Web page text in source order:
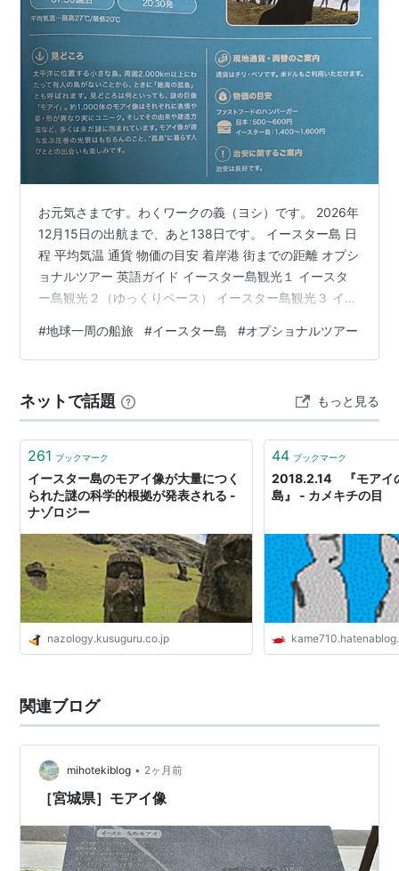
チリ領となっているが、チリ本土から3,700km離れた、
南太平洋の絶海の孤島。火山島であり、3つの死火山を
頂点とする三角形の島。面積117平方km。
かつては亜熱帯性雨林の島だったが、現在は自然破壊に
より不毛の荒地となっている。
高さ5m、重量20tにも及ぶ巨大石像「モアイ」が600体
以上も残されており、かつて立てられた石像で最も高い
毛の孤島に立ち並ぶ巨大石像は18世紀になってヨーロッ
パに紹介されて以来魅力的な謎として、ハイエルダール
他多くの人を引きつけた。何の為に作られたのかは今も
って謎であるが、もともとは東ポリネシアに広汎に見ら
らしたものと考えられている。
属する。島民の口承ではホトゥマトウァ（偉大なる先
祖）と呼ばれるものが、妻子一族を連れて、カヌーで航
海してきて定住したのが始まりといわれている。その正
確な年代は不明だが、放射性炭素測定によれば西暦900
年ごろと推定されている。この島に最初に到着したヨー
ロッパ人はオランダの探検家ヤコブ・ロッヘフェーンで
あり、1722年4月5日イースターの日であった。最盛期
辺の天然資源はそれだけの人口を支えきれなかった。17
こし、さらに18世紀ヨーロッパ人の来航後、天然痘の流
行、奴隷狩りにより19世紀末には111人まで減少してし
スター島民がチリ国民として認められたのは1966年の
ことである。現在の島民の約半数は本土生まれのチリ人
からなる。
コハウ・ロンゴロンゴと呼ばれる、板に刻まれた絵文字
お元気さまです。わくワークの義（ヨシ）です。 2026年
12月15日の出航まで、あと138日です。 イースター島 日
程 平均気温 通貨 物価の目安 着岸港 街までの距離 オプシ
ョナルツアー 英語ガイド イースター島観光１ イースタ
ー島観光２（ゆっくりペース） イースター島観光３ イー
訪問 イースター島の音楽学校訪問と交流会 ラヌパイで学
ぶ海洋プラスチックとビーチクリーン体験 イースター島
し込みを検討していきます。 イースター島 日程 ３月４
日（木）０７：３０錨泊３月５日（金）２０：００発…
#地球一周の船旅 #イースター島 #オプショナルツアー
ネットで話題 もっと見る
261 ブックマーク
イースター島のモアイ像が大量につく
られた謎の科学的根拠が発表される -
ナゾロジー
nazology.kusuguru.co.jp
44 ブックマーク
2018.2.14 『モアイ
島』 - カメキチの目
関連ブログ
mihotekiblog • 2ヶ月前
［宮城県］モアイ像